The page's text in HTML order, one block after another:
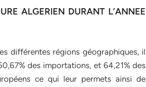
ALGERIEN DURANT L’ANNEE
différentes régions géographiques, il
des importations, et 64,21% des
ce qui leur permets ainsi de